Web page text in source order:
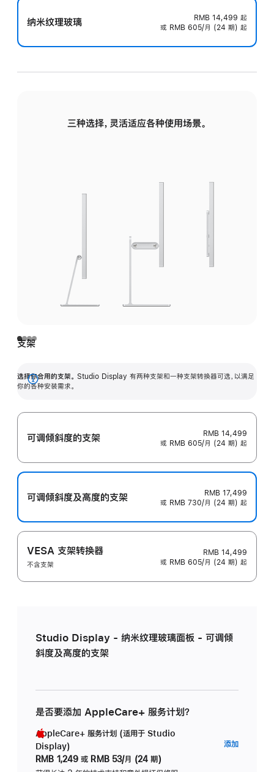
纳米纹理玻璃 RMB 14,499 起
或 RMB 605/月 (24 期) 起
三种选择，灵活适应各种使用场景。
支架
选择你合用的支架。 Studio Display 有两种支架和一种支架转换器可选，以满足
你的各种安装需求。
展
可调倾斜度的支架
RMB 14,499
或 RMB 605/月 (24 期) 起
可调倾斜度及高‍度的支‍架
RMB 17,499
或 RMB 730/月 (24 期) 起
VESA 支架转换器
不含支架
RMB 14,499
或 RMB 605/月 (24 期) 起
Studio Display - 纳米纹理玻璃面板 - 可调倾
斜度及高度的支架
是否要添加 AppleCare+ 服务计划？
AppleCare+ 服务计划 (适用于 Studio
Display)
RMB 1,249 或 RMB 53/月 (24 期)
添加